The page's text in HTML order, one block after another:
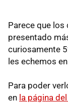
Parece que los
presentado
curiosamente
les echemos
Para poder
en la página